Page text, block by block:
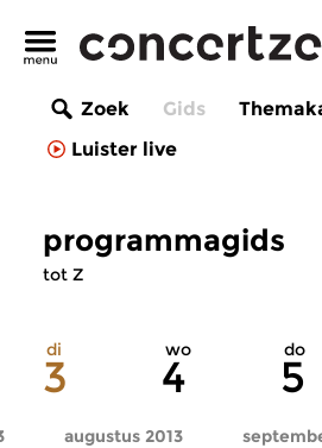
Zoek Gids
Luister live
programmagids
tot Z
di
3
wo
4
do
5
augustus 2013